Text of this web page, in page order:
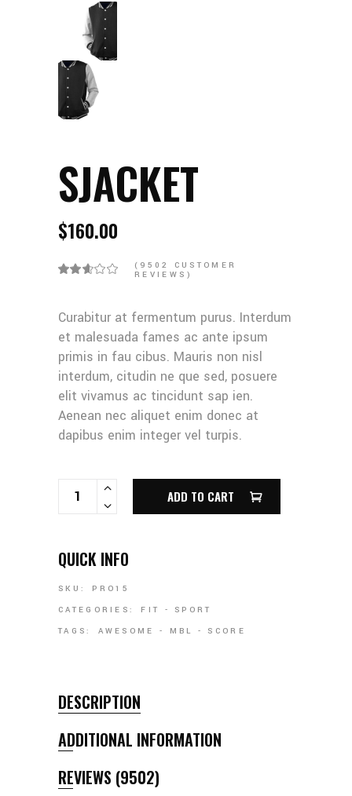
SJACKET
$160.00
( 9502
CUSTOMER
REVIEWS)
Curabitur at fermentum purus. Interdum
et malesuada fames ac ante ipsum
primis in fau cibus. Mauris non nisl
interdum, citudin ne que sed, posuere
elit vivamus ac tincidunt sap ien.
Aenean nec aliquet enim donec at
dapibus enim integer vel turpis.
SJACKET QUANTITY
ADD TO CART
QUICK INFO
SKU:
PRO15
CATEGORIES:
FIT -SPORT
TAGS:
AWESOME - MBL -SCORE
DESCRIPTION
ADDITIONAL INFORMATION
REVIEWS (9502)